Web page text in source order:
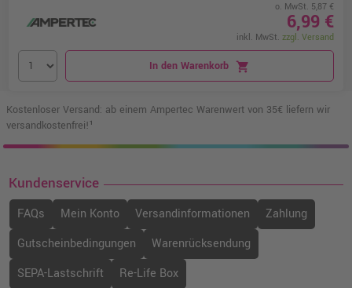
o. MwSt. 5,87 €
6,99 €
inkl. MwSt. zzgl. Versand
In den Warenkorb shopping_cart
Kostenloser Versand: ab einem Ampertec Warenwert von 35€ liefern wir
versandkostenfrei!¹
Kundenservice
FAQs Mein Konto Versandinformationen
Zahlung
Gutscheinbedingungen
Warenrücksendung
SEPA-Lastschrift
Re-Life Box